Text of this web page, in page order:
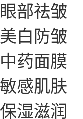
眼部祛皱
美白防皱
中药面膜
敏感肌肤
保湿滋润